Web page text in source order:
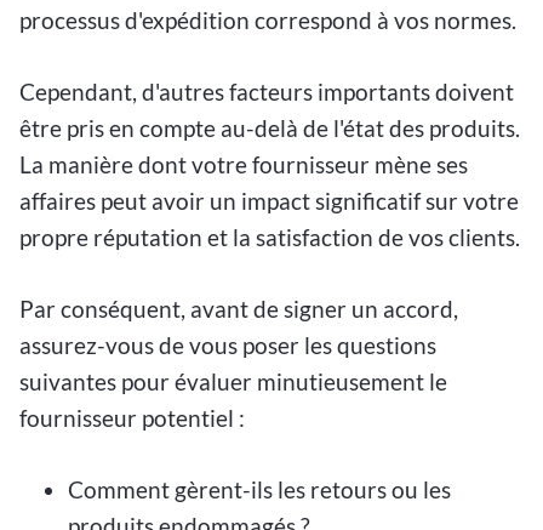
processus d'expédition correspond à vos normes.
Cependant, d'autres facteurs importants doivent
être pris en compte au-delà de l'état des produits.
La manière dont votre fournisseur mène ses
affaires peut avoir un impact significatif sur votre
propre réputation et la satisfaction de vos clients.
Par conséquent, avant de signer un accord,
assurez-vous de vous poser les questions
suivantes pour évaluer minutieusement le
fournisseur potentiel :
Comment gèrent-ils les retours ou les